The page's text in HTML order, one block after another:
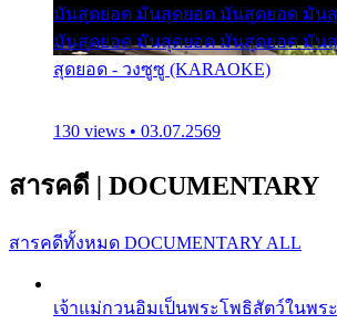
มันสุดยอด มันสุดยอด มันสุดยอด มัน
มันสุดยอด มันสุดยอด มันสุดยอด มัน
สุดยอด - วงซูซู (KARAOKE)
130 views • 03.07.2569
สารคดี | DOCUMENTARY
สารคดีทั้งหมด DOCUMENTARY ALL
เจ้าแม่กวนอิมเป็นพระโพธิสัตว์ในพ